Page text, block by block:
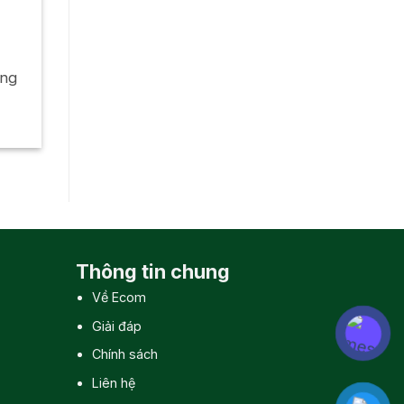
Thông tin chung
Về Ecom
Giải đáp
Chính sách
Liên hệ